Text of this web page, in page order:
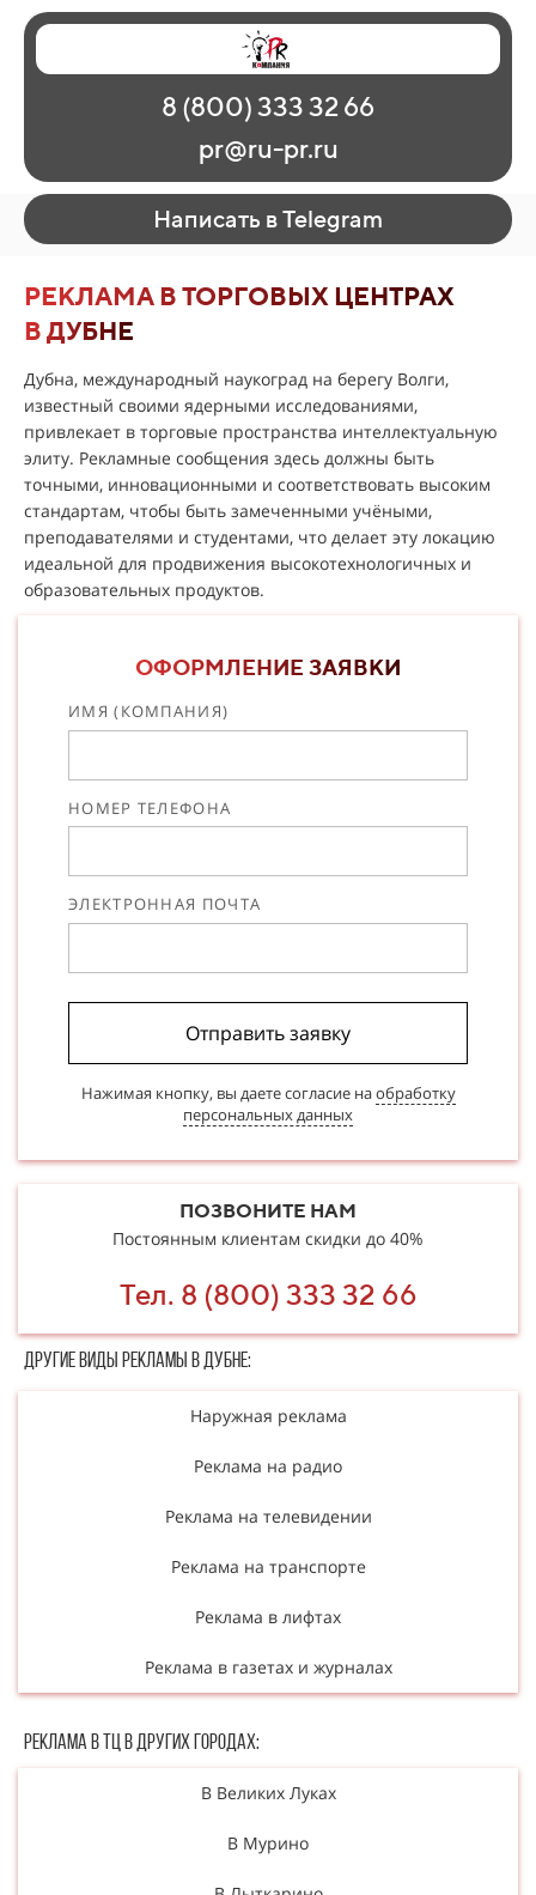
Главная
Наши работы
О рекламе
Регионы
Контакты
8 (800) 333 32 66
pr@ru-pr.ru
Написать в Telegram
РЕКЛАМА В ТОРГОВЫХ ЦЕНТРАХ
В ДУБНЕ
Дубна, международный наукоград на берегу Волги,
известный своими ядерными исследованиями,
привлекает в торговые пространства интеллектуальную
элиту. Рекламные сообщения здесь должны быть
точными, инновационными и соответствовать высоким
стандартам, чтобы быть замеченными учёными,
преподавателями и студентами, что делает эту локацию
идеальной для продвижения высокотехнологичных и
образовательных продуктов.
ОФОРМЛЕНИЕ ЗАЯВКИ
ИМЯ (КОМПАНИЯ)
НОМЕР ТЕЛЕФОНА
ЭЛЕКТРОННАЯ ПОЧТА
Отправить заявку
Нажимая кнопку, вы даете согласие наобработку
персональных данных
ПОЗВОНИТЕ НАМ
Постоянным клиентам скидки до 40%
Тел. 8 (800) 333 32 66
Другие в​​​​иды рекламы в Дубне:
Наружная реклама
Реклама на радио
Реклама на телевидении
Реклама на транспорте
Реклама в лифтах
Реклама в газетах и журналах
Реклама в ТЦ в Других городах:
В Великих Луках
В Мурино